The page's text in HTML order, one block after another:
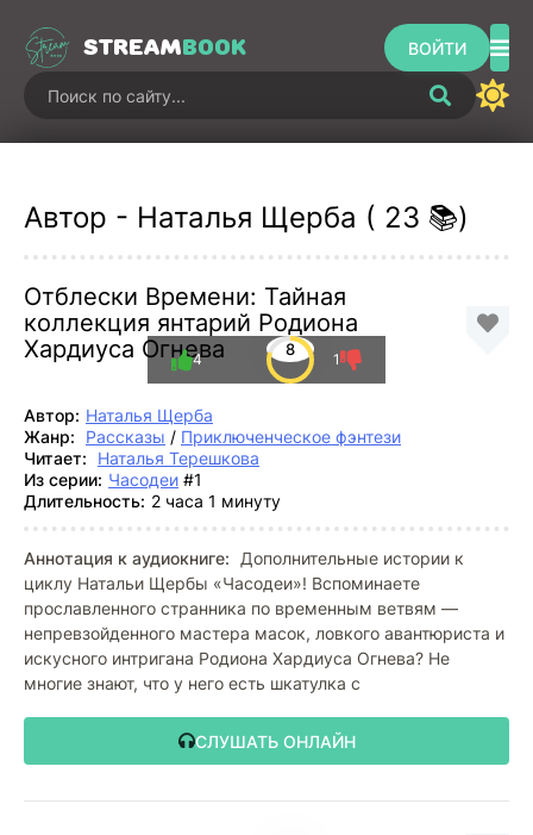
STREAMBOOK ВОЙТИ
Автор - Наталья Щерба ( 23 📚)
Отблески Времени: Тайная
коллекция янтарий Родиона
Хардиуса Огнева
8
4 1
Автор: Наталья Щерба
Жанр:
Рассказы / Приключенческое фэнтези
Читает:
Наталья Терешкова
Из серии: Часодеи #1
Длительность: 2 часа 1 минуту
Аннотация к аудиокниге:
Дополнительные истории к
циклу Натальи Щербы «Часодеи»! Вспоминаете
прославленного странника по временным ветвям —
непревзойденного мастера масок, ловкого авантюриста и
искусного интригана Родиона Хардиуса Огнева? Не
многие знают, что у него есть шкатулка с
СЛУШАТЬ ОНЛАЙН